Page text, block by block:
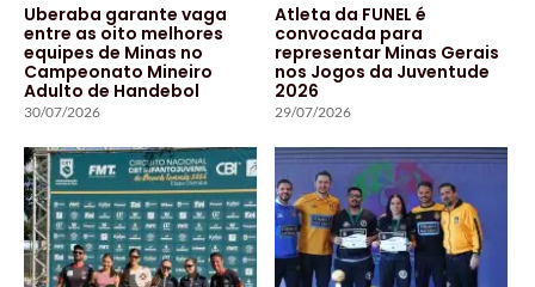
Uberaba garante vaga
entre as oito melhores
equipes de Minas no
Campeonato Mineiro
Adulto de Handebol
30/07/2026
Atleta da FUNEL é
convocada para
representar Minas Gerais
nos Jogos da Juventude
2026
29/07/2026